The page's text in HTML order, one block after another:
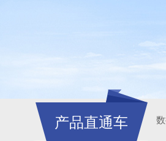
产品直通车